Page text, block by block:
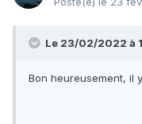
Le 23/02/2022 à
Bon heureusement, il